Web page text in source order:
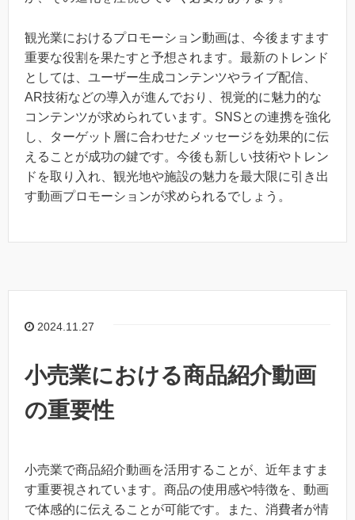
観光業におけるプロモーション動画は、今後ますます
重要な役割を果たすと予想されます。最新のトレンド
としては、ユーザー生成コンテンツやライブ配信、
AR技術などの導入が進んでおり、視覚的に魅力的な
コンテンツが求められています。SNSとの連携を強化
し、ターゲット層に合わせたメッセージを効果的に伝
えることが成功の鍵です。今後も新しい技術やトレン
ドを取り入れ、観光地や施設の魅力を最大限に引き出
す動画プロモーションが求められるでしょう。
2024.11.27
小売業における商品紹介動画
の重要性
小売業で商品紹介動画を活用することが、近年ますま
す重要視されています。商品の使用感や特徴を、動画
で体感的に伝えることが可能です。また、消費者が情